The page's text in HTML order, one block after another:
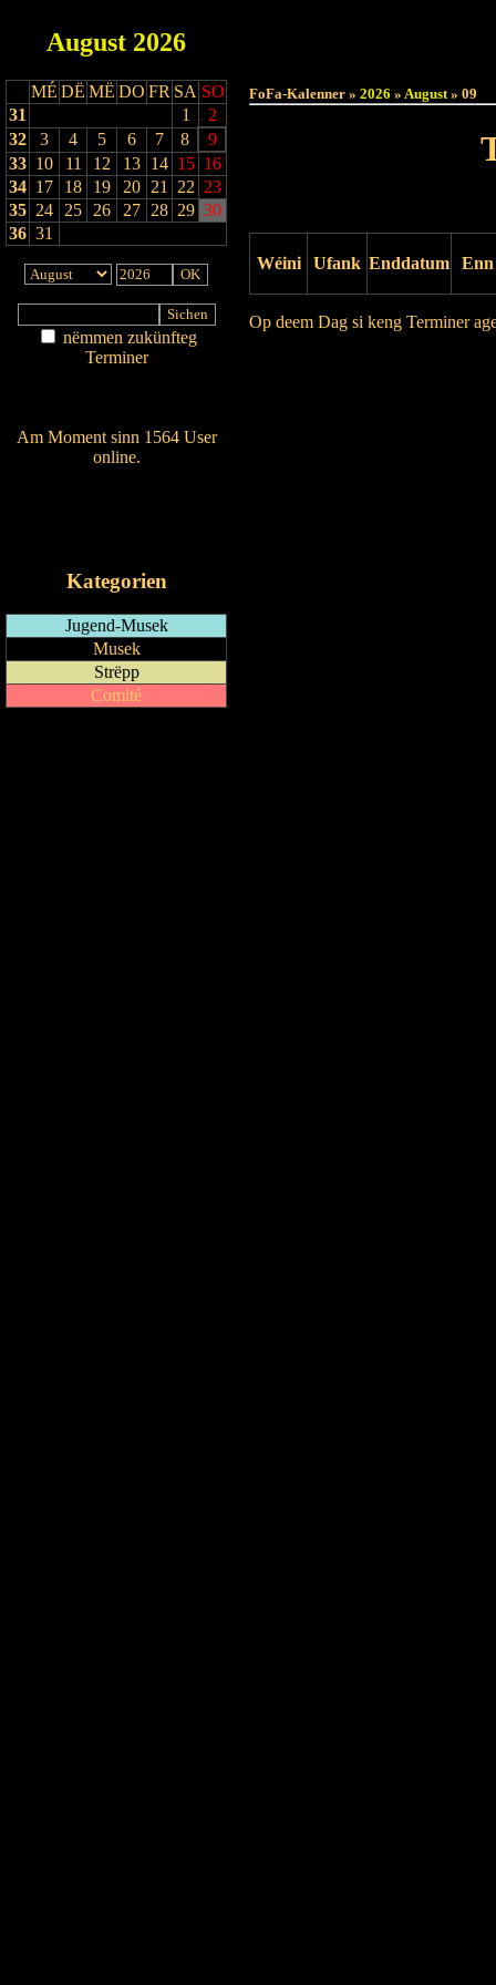
August 2026
MÉ DË MË DO FR SA SO
31
1
2
32
3 4 5 6 7 8
9
33 10 11 12 13 14 15 16
34 17 18 19 20 21 22 23
35 24 25 26 27 28 29 30
36 31
nëmmen zukünfteg
Terminer
Am Moment sinn 1564 User
online.
Kategorien
Jugend-Musek
Musek
Strëpp
Comité
FoFa-Kalenner » 2026 » August» 09
Wéini Ufank Enddatum Enn
Op deem Dag si keng Terminer